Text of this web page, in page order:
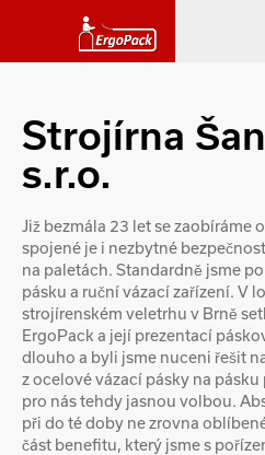
Strojírna
s.r.o.
Již bezmála 23 let se zaobíráme
spojené je i nezbytné
na paletách. Standardně jsme
pásku a ruční vázací zařízení. V
strojírenském veletrhu v Brně
ErgoPack a její prezentací
dlouho a byli jsme nuceni řešit
z ocelové vázací pásky na
pro nás tehdy jasnou volbou.
při do té doby ne zrovna
část benefitu, který jsme s